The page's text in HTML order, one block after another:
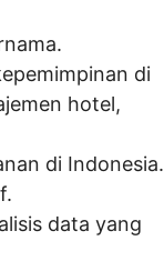
di
hotel,
di Indonesia.
data yang